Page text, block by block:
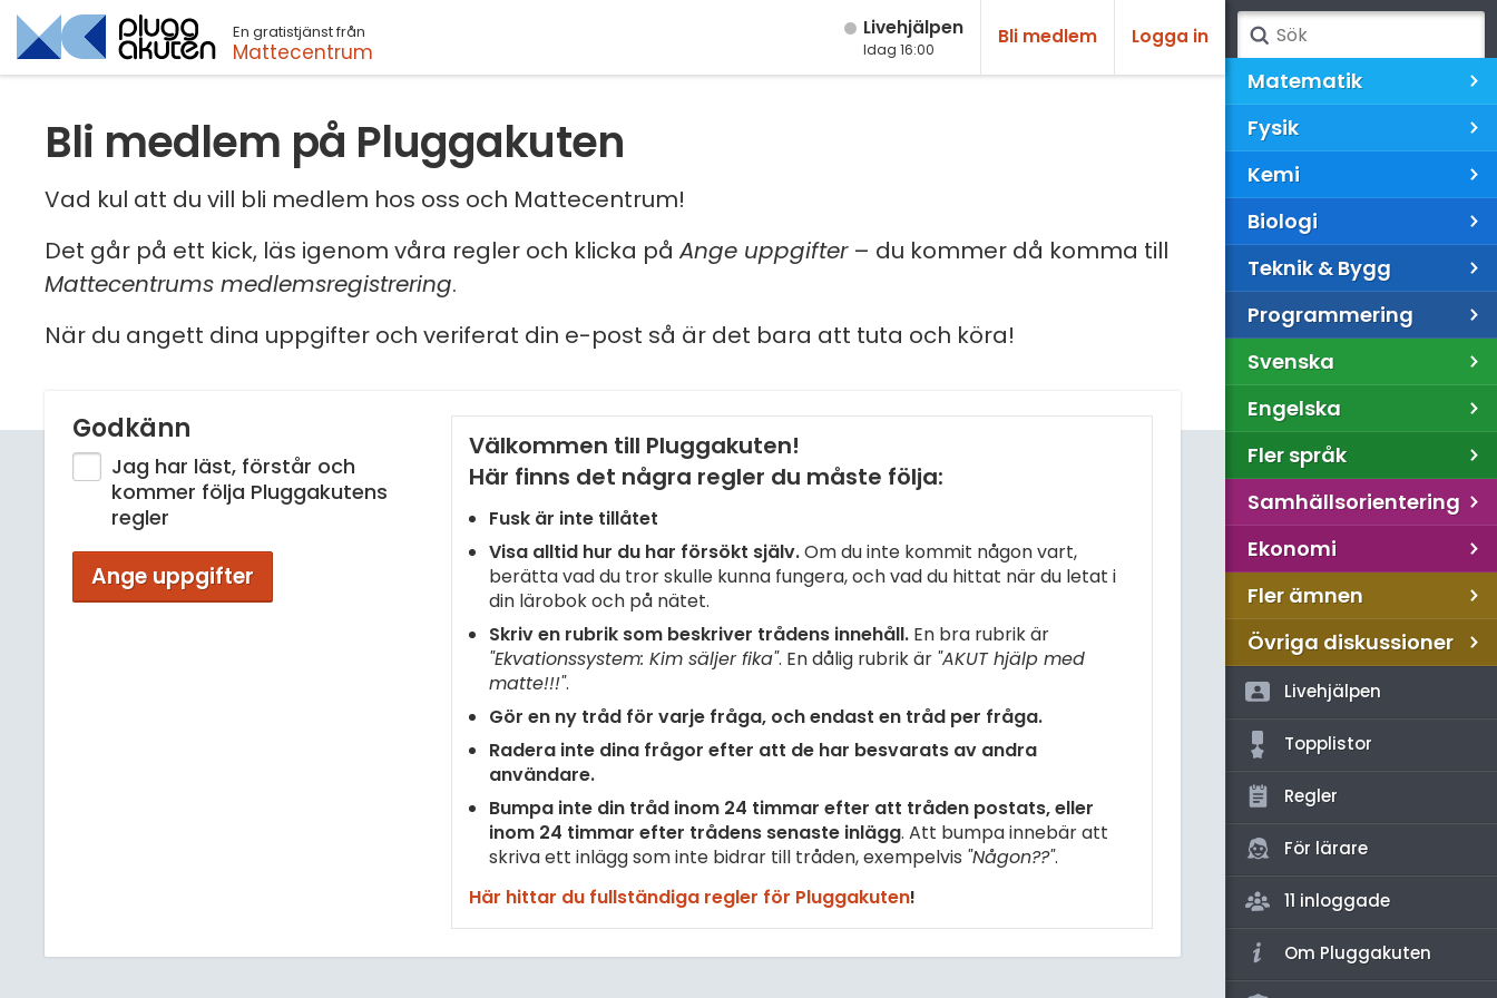
En gratistjänst från
Mattecentrum
Live­hjälpen
Idag 16:00
Bli medlem Logga in
Bli medlem på Pluggakuten
Vad kul att du vill bli medlem hos oss och Mattecentrum!
Det går på ett kick, läs igenom våra regler och klicka påAnge uppgifter– du kommer då komma till
Mattecentrums medlemsregistrering.
När du angett dina uppgifter och veriferat din e-post så är det bara att tuta och köra!
Godkänn
Jag har läst, förstår och
kommer följa Pluggakutens
regler
Ange uppgifter
Välkommen till Pluggakuten!
Här finns det några regler du måste följa:
Fusk är inte tillåtet
Visa alltid hur du har försökt själv.Om du inte kommit någon vart,
berätta vad du tror skulle kunna fungera, och vad du hittat när du letat i
din lärobok och på nätet.
Skriv en rubrik som beskriver trådens innehåll. En bra rubrik är
"Ekvationssystem: Kim säljer fika". En dålig rubrik är "AKUT hjälp med
matte!!!".
Gör en ny tråd för varje fråga, och endast en tråd per fråga.
Radera inte dina frågor efter att de har besvarats av andra
användare.
Bumpa inte din tråd inom 24 timmar efter att tråden postats, eller
inom 24 timmar efter trådens senaste inlägg. Att bumpa innebär att
skriva ett inlägg som inte bidrar till tråden, exempelvis "Någon??".
Här hittar du fullständiga regler för Pluggakuten!
Sök
Matematik
Fysik
Kemi
Biologi
Teknik & Bygg
Programmering
Svenska
Engelska
Fler språk
Samhällsorientering
Ekonomi
Fler ämnen
Övriga diskussioner
Livehjälpen
Topplistor
Regler
För lärare
11 inloggade
Om Pluggakuten